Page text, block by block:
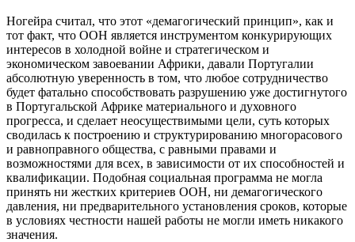
Ногейра считал, что этот «демагогический принцип», как и
тот факт, что ООН является инструментом конкурирующих
интересов в холодной войне и стратегическом и
экономическом завоевании Африки, давали Португалии
абсолютную уверенность в том, что любое сотрудничество
будет фатально способствовать разрушению уже достигнутого
в Португальской Африке материального и духовного
прогресса, и сделает неосуществимыми цели, суть которых
сводилась к построению и структурированию многорасового
и равноправного общества, с равными правами и
возможностями для всех, в зависимости от их способностей и
квалификации. Подобная социальная программа не могла
принять ни жестких критериев ООН, ни демагогического
давления, ни предварительного установления сроков, которые
в условиях честности нашей работы не могли иметь никакого
значения.